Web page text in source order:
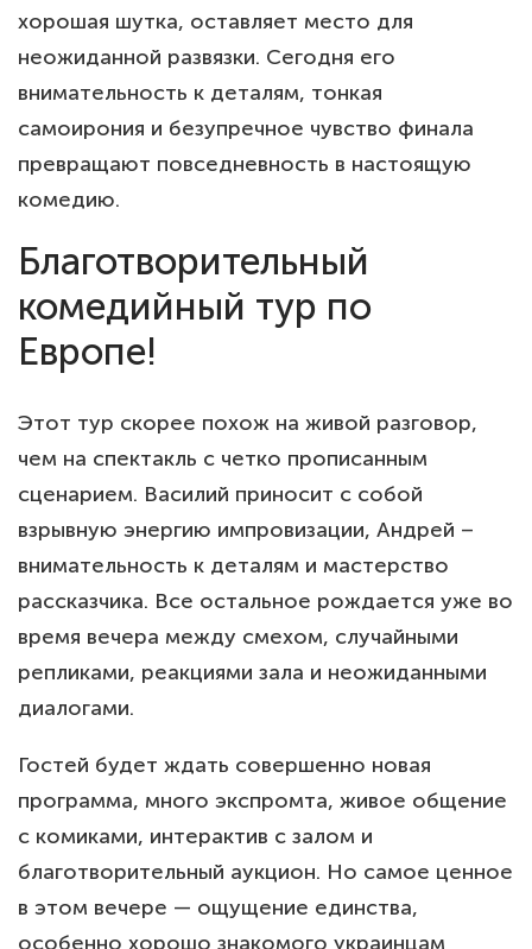
хорошая шутка, оставляет место для
неожиданной развязки. Сегодня его
внимательность к деталям, тонкая
самоирония и безупречное чувство финала
превращают повседневность в настоящую
комедию.
Благотворительный
комедийный тур по
Европе!
Этот тур скорее похож на живой разговор,
чем на спектакль с четко прописанным
сценарием. Василий приносит с собой
взрывную энергию импровизации, Андрей –
внимательность к деталям и мастерство
рассказчика. Все остальное рождается уже во
время вечера между смехом, случайными
репликами, реакциями зала и неожиданными
диалогами.
Гостей будет ждать совершенно новая
программа, много экспромта, живое общение
с комиками, интерактив с залом и
благотворительный аукцион. Но самое ценное
в этом вечере — ощущение единства,
особенно хорошо знакомого украинцам